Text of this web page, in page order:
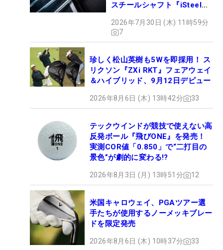
スチールシャフト『iSteel
2026年7月30日 (木) 11時59分
7
珍しく松山英樹も5Wを即採用！ ス
リクソン『ZXi RKT』フェアウェイ
＆ハイブリッド、9月12日デビュー
2026年8月6日 (木) 13時42分 33
テックウインドが競技で使えない高
反発ボール『飛びONE』を発売！
実測COR値「0.850」で“二打目の
景色”が劇的に変わる!?
2026年8月3日 (月) 13時51分 12
米国キャロウェイ、PGAツアー選
手たちが使用するノーメッキブレー
ドを限定発売
2026年8月6日 (木) 10時37分 33